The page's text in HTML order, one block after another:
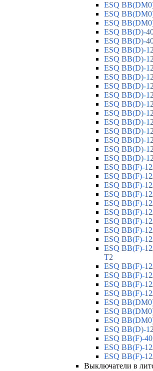
ESQ
ESQ
ESQ
ESQ ВВ(D)-
ESQ ВВ(D)-
ESQ ВВ(D)-
ESQ ВВ(D)-
ESQ ВВ(D)-
ESQ ВВ(D)-
ESQ ВВ(D)-
ESQ ВВ(D)-
ESQ ВВ(D)-
ESQ ВВ(D)-
ESQ ВВ(D)-
ESQ BB(D)-
ESQ BB(D)-
ESQ BB(D)-
ESQ BB(D)-
ESQ ВВ(F)-
ESQ ВВ(F)-
ESQ ВВ(F)-
ESQ ВВ(F)-
ESQ ВВ(F)-
ESQ ВВ(F)-
ESQ ВВ(F)-
ESQ BB(F)-
ESQ BB(F)-
ESQ BB(F)-
T2
ESQ BB(F)-
ESQ ВВ(F)-
ESQ ВВ(F)-
ESQ BB(F)-
ESQ
ESQ
ESQ
ESQ BB(D)-
ESQ ВВ(F)-
ESQ ВВ(F)-
ESQ ВВ(F)-
Выключатели в